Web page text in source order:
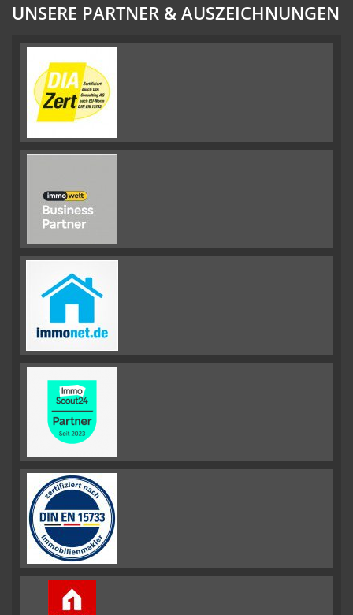
UNSERE PARTNER & AUSZEICHNUNGEN